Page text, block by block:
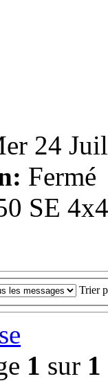
24
Fermé
SE 4x4
Trier
1 sur 1